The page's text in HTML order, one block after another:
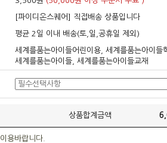
[파이디온스퀘어] 직접배송 상품입니다
평균 2일 이내 배송(토,일,공휴일 제외)
세계를품는아이들어린이용, 세계를품는아이들
세계를품는아이들, 세계를품는아이들교재
상품합계금액
용바랍니다.